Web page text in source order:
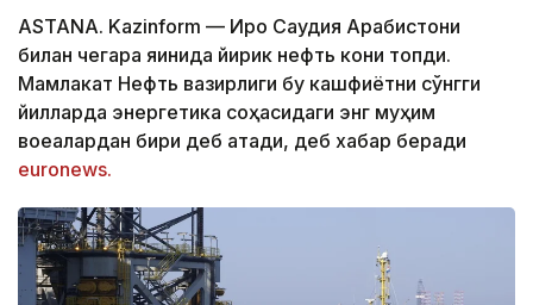
ASTANA. Kazinform — Ироқ Саудия Арабистони
билан чегара яқинида йирик нефть кони топди.
Мамлакат Нефть вазирлиги бу кашфиётни сўнгги
йилларда энергетика соҳасидаги энг муҳим
воқеалардан бири деб атади, деб хабар беради
euronews.